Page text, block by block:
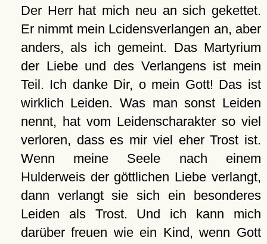
Der Herr hat mich neu an sich gekettet.
Er nimmt mein Lcidensverlangen an, aber
anders, als ich gemeint. Das Martyrium
der Liebe und des Verlangens ist mein
Teil. Ich danke Dir, o mein Gott! Das ist
wirklich Leiden. Was man sonst Leiden
nennt, hat vom Leidenscharakter so viel
verloren, dass es mir viel eher Trost ist.
Wenn meine Seele nach einem
Hulderweis der göttlichen Liebe verlangt,
dann verlangt sie sich ein besonderes
Leiden als Trost. Und ich kann mich
darüber freuen wie ein Kind, wenn Gott